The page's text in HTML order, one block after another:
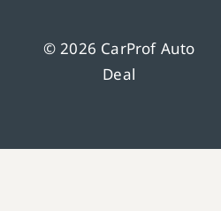
© 2026 CarProf Auto
Deal